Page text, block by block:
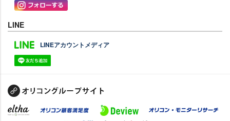
LINE
LINEアカウントメディア